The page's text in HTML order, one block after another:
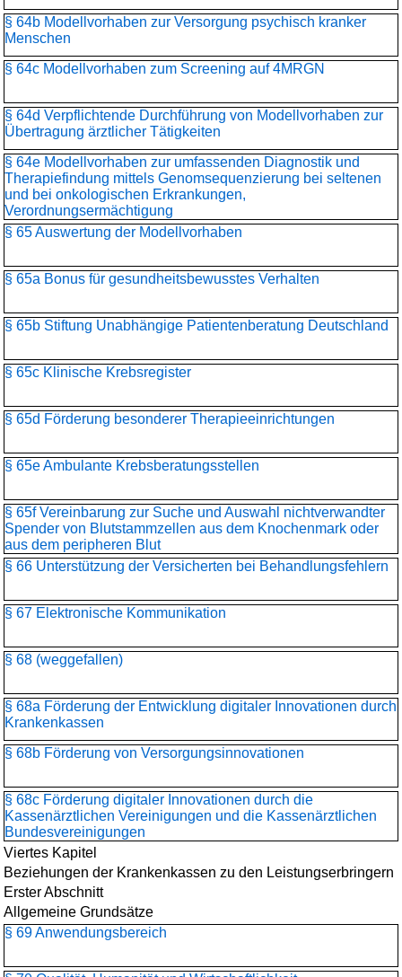
§ 64b Modellvorhaben zur Versorgung psychisch kranker
Menschen
§ 64c Modellvorhaben zum Screening auf 4MRGN
§ 64d Verpflichtende Durchführung von Modellvorhaben zur
Übertragung ärztlicher Tätigkeiten
§ 64e Modellvorhaben zur umfassenden Diagnostik und
Therapiefindung mittels Genomsequenzierung bei seltenen
und bei onkologischen Erkrankungen,
Verordnungsermächtigung
§ 65 Auswertung der Modellvorhaben
§ 65a Bonus für gesundheitsbewusstes Verhalten
§ 65b Stiftung Unabhängige Patientenberatung Deutschland
§ 65c Klinische Krebsregister
§ 65d Förderung besonderer Therapieeinrichtungen
§ 65e Ambulante Krebsberatungsstellen
§ 65f Vereinbarung zur Suche und Auswahl nichtverwandter
Spender von Blutstammzellen aus dem Knochenmark oder
aus dem peripheren Blut
§ 66 Unterstützung der Versicherten bei Behandlungsfehlern
§ 67 Elektronische Kommunikation
§ 68 (weggefallen)
§ 68a Förderung der Entwicklung digitaler Innovationen durch
Krankenkassen
§ 68b Förderung von Versorgungsinnovationen
§ 68c Förderung digitaler Innovationen durch die
Kassenärztlichen Vereinigungen und die Kassenärztlichen
Bundesvereinigungen
Viertes Kapitel
Beziehungen der Krankenkassen zu den Leistungserbringern
Erster Abschnitt
Allgemeine Grundsätze
§ 69 Anwendungsbereich